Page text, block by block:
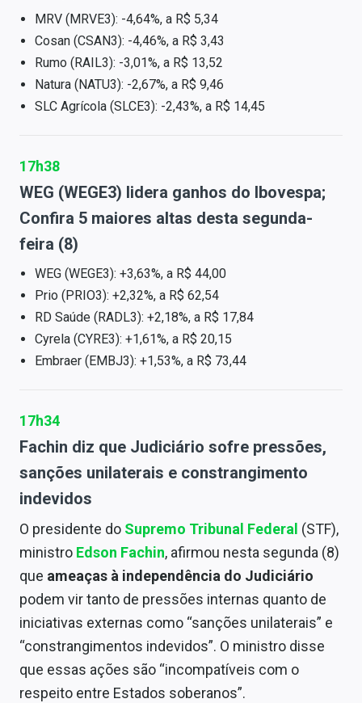
MRV (MRVE3): -4,64%, a R$ 5,34
Cosan (CSAN3): -4,46%, a R$ 3,43
Rumo (RAIL3): -3,01%, a R$ 13,52
Natura (NATU3): -2,67%, a R$ 9,46
SLC Agrícola (SLCE3): -2,43%, a R$ 14,45
17h38
WEG (WEGE3) lidera ganhos do Ibovespa;
Confira 5 maiores altas desta segunda-
feira (8)
WEG (WEGE3): +3,63%, a R$ 44,00
Prio (PRIO3): +2,32%, a R$ 62,54
RD Saúde (RADL3): +2,18%, a R$ 17,84
Cyrela (CYRE3): +1,61%, a R$ 20,15
Embraer (EMBJ3): +1,53%, a R$ 73,44
17h34
Fachin diz que Judiciário sofre pressões,
sanções unilaterais e constrangimento
indevidos
O presidente do Supremo Tribunal Federal (STF),
ministro Edson Fachin, afirmou nesta segunda (8)
que ameaças à independência do Judiciário
podem vir tanto de pressões internas quanto de
iniciativas externas como “sanções unilaterais” e
“constrangimentos indevidos”. O ministro disse
que essas ações são “incompatíveis com o
respeito entre Estados soberanos”.